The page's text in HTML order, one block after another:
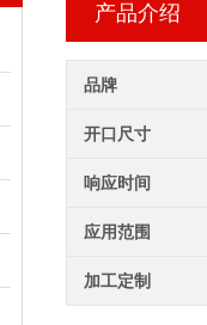
产品介绍
品牌
开口尺寸
响应时间
应用范围
加工定制